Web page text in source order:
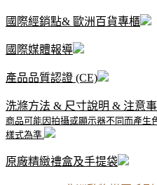
國際經銷點& 歐洲百貨專櫃
國際媒體報導
產品品質認證 (CE)
洗滌方法 & 尺寸說明 & 注意
商品可能因拍攝或顯示器不同而產生
樣式為準.
原廠精緻禮盒及手提袋